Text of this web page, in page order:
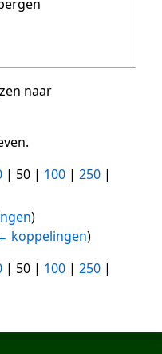
naar
| 50 | 100 | 250 |
)
koppelingen)
| 50 | 100 | 250 |